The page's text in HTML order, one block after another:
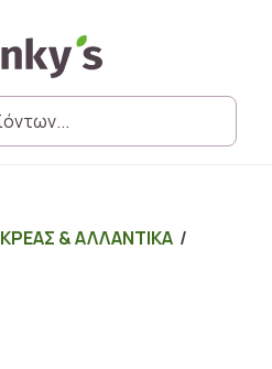
ΚΡΕΑΣ & ΑΛΛΑΝΤΙΚΑ /